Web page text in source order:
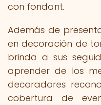
con fondant.
Además de
en decoración de
brinda a sus
aprender de los
decoradores
cobertura de